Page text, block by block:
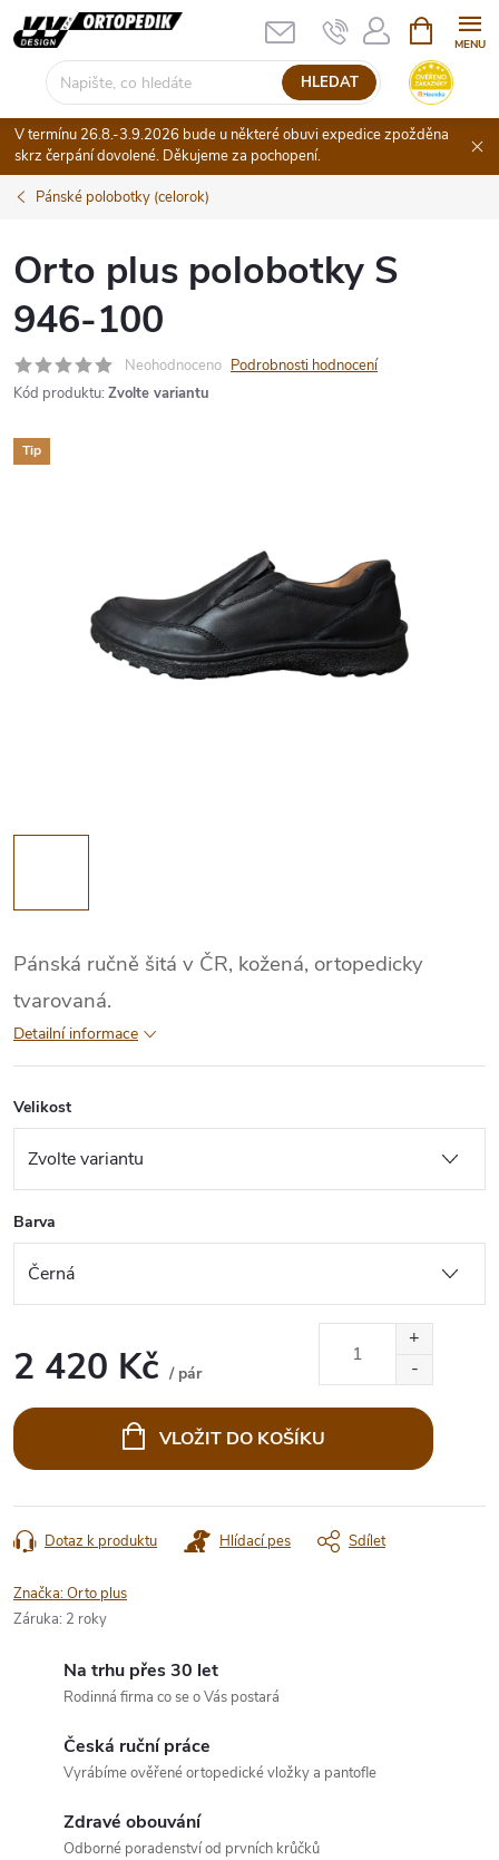
Přejít
na
HLEDAT
NÁKUPNÍ
KOŠÍK
V termínu 26.8.-3.9.2026 bude u některé obuvi expedice zpožděna
skrz čerpání dovolené. Děkujeme za pochopení.
Pánské polobotky (celorok)
Orto plus polobotky S
946-100
Neohodnoceno Podrobnosti hodnocení
Kód produktu: Zvolte variantu
Tip
Pánská ručně šitá v ČR, kožená, ortopedicky
tvarovaná.
Detailní informace
Velikost
Barva
2 420 Kč / pár
cena:
VLOŽIT DO KOŠÍKU
Dotaz k produktu Hlídací pes Sdílet
Značka:Orto plus
Záruka: 2 roky
Na trhu přes 30 let
Rodinná firma co se o Vás postará
Česká ruční práce
Vyrábíme ověřené ortopedické vložky a pantofle
Zdravé obouvání
Odborné poradenství od prvních krůčků